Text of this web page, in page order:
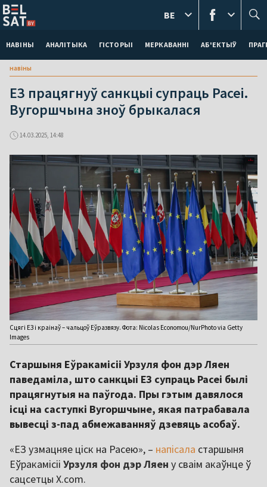
НАВІНЫ АНАЛІТЫКА ГІСТОРЫІ МЕРКАВАННI АБ'ЕКТЫЎ
BE
навіны
ЕЗ працягнуў санкцыі супраць Расеі.
Вугоршчына зноў брыкалася
14.03.2025, 14:48
Сцягі ЕЗ і краінаў – чальцоў Еўразвязу. Фота: Nicolas Economou/NurPhoto via Getty
Images
Старшыня Еўракамісіі Урзуля фон дэр Ляен
паведаміла, што санкцыі ЕЗ супраць Расеі былі
працягнутыя на паўгода. Пры гэтым давялося
ісці на саступкі Вугоршчыне, якая патрабавала
вывесці з-пад абмежаванняў дзевяць асобаў.
«ЕЗ узмацняе ціск на Расею», – напісала старшыня
Еўракамісіі Урзуля фон дэрЛяен у сваім акаўнце ў
сацсетцы X.com.